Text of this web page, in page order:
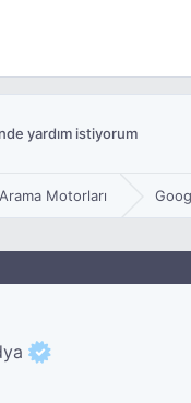
yardım istiyorum
Motorları